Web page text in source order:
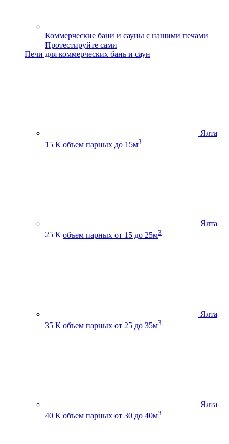
Коммерческие бани и сауны с нашими печами
Протестируйте сами
Печи для коммерческих бань и саун
Ялта
15 К объем парных до 15м3
Ялта
25 К объем парных от 15 до 25м3
Ялта
35 К объем парных от 25 до 35м3
Ялта
40 К объем парных от 30 до 40м3